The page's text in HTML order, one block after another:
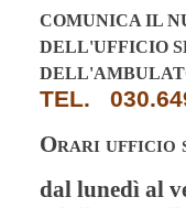
COMUNICA IL
DELL'UFFICIO
TEL.
Orari ufficio
dal lunedì al